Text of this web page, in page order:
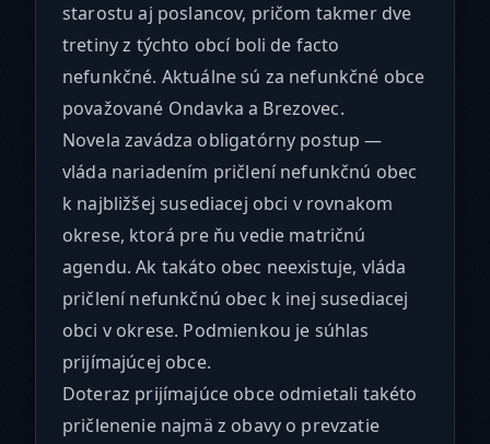
starostu aj poslancov, pričom takmer dve
tretiny z týchto obcí boli de facto
nefunkčné. Aktuálne sú za nefunkčné obce
považované Ondavka a Brezovec.
Novela zavádza obligatórny postup —
vláda nariadením pričlení nefunkčnú obec
k najbližšej susediacej obci v rovnakom
okrese, ktorá pre ňu vedie matričnú
agendu. Ak takáto obec neexistuje, vláda
pričlení nefunkčnú obec k inej susediacej
obci v okrese. Podmienkou je súhlas
prijímajúcej obce.
Doteraz prijímajúce obce odmietali takéto
pričlenenie najmä z obavy o prevzatie